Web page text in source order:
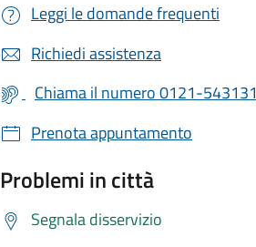
Leggi le domande frequenti
Richiedi assistenza
Chiama il numero 0121-543131
Prenota appuntamento
Problemi in città
Segnala disservizio